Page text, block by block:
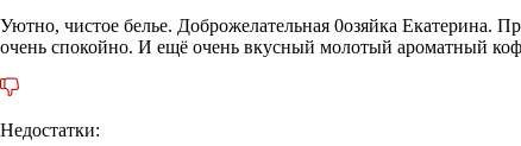
Уютно, чистое белье. Доброжелательная 0озяйка Екатерина.
очень спокойно. И ещё очень вкусный молотый ароматный
Недостатки: